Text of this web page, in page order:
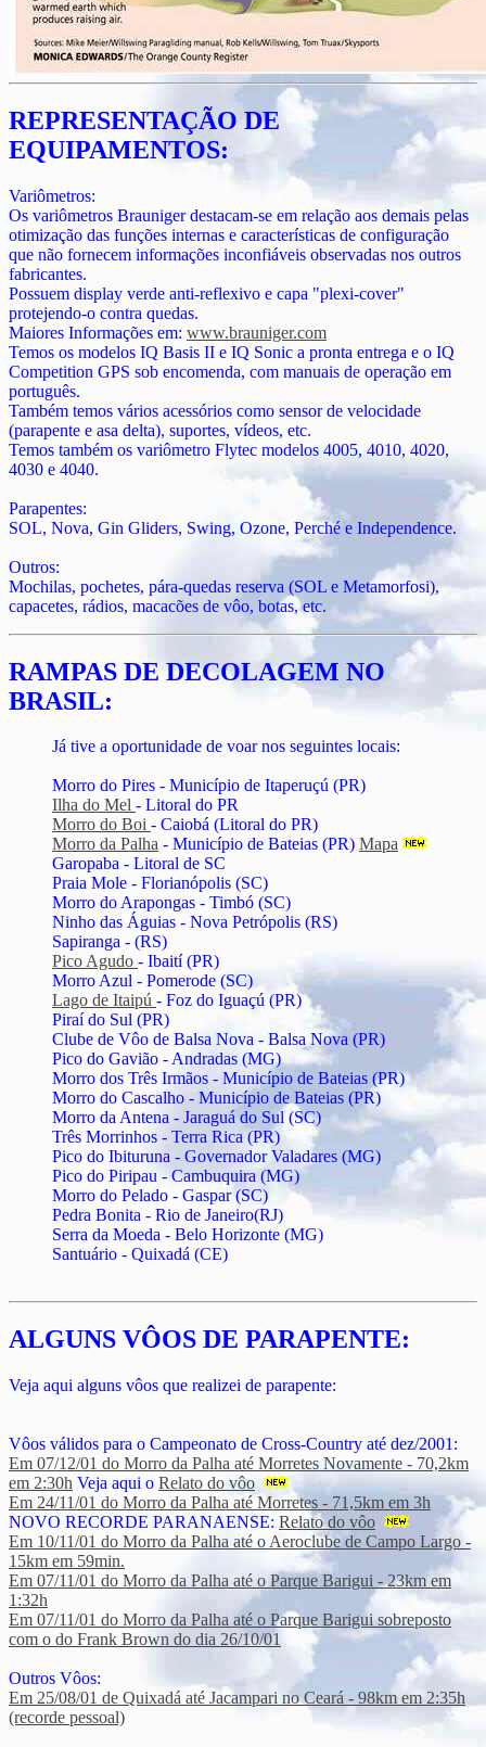
REPRESENTAÇÃO DE
EQUIPAMENTOS:
Variômetros:
Os variômetros Brauniger destacam-se em relação aos demais pelas
otimização das funções internas e características de configuração
que não fornecem informações inconfiáveis observadas nos outros
fabricantes.
Possuem display verde anti-reflexivo e capa "plexi-cover"
protejendo-o contra quedas.
Maiores Informações em: www.brauniger.com
Temos os modelos IQ Basis II e IQ Sonic a pronta entrega e o IQ
Competition GPS sob encomenda, com manuais de operação em
português.
Também temos vários acessórios como sensor de velocidade
(parapente e asa delta), suportes, vídeos, etc.
Temos também os variômetro Flytec modelos 4005, 4010, 4020,
4030 e 4040.
Parapentes:
SOL, Nova, Gin Gliders, Swing, Ozone, Perché e Independence.
Outros:
Mochilas, pochetes, pára-quedas reserva (SOL e Metamorfosi),
capacetes, rádios, macacões de vôo, botas, etc.
RAMPAS DE DECOLAGEM NO
BRASIL:
Já tive a oportunidade de voar nos seguintes locais:
Morro do Pires - Município de Itaperuçú (PR)
Ilha do Mel - Litoral do PR
Morro do Boi - Caiobá (Litoral do PR)
Morro da Palha - Município de Bateias (PR) Mapa
Garopaba - Litoral de SC
Praia Mole - Florianópolis (SC)
Morro do Arapongas - Timbó (SC)
Ninho das Águias - Nova Petrópolis (RS)
Sapiranga - (RS)
Pico Agudo - Ibaití (PR)
Morro Azul - Pomerode (SC)
Lago de Itaipú - Foz do Iguaçú (PR)
Piraí do Sul (PR)
Clube de Vôo de Balsa Nova - Balsa Nova (PR)
Pico do Gavião - Andradas (MG)
Morro dos Três Irmãos - Município de Bateias (PR)
Morro do Cascalho - Município de Bateias (PR)
Morro da Antena - Jaraguá do Sul (SC)
Três Morrinhos - Terra Rica (PR)
Pico do Ibituruna - Governador Valadares (MG)
Pico do Piripau - Cambuquira (MG)
Morro do Pelado - Gaspar (SC)
Pedra Bonita - Rio de Janeiro(RJ)
Serra da Moeda - Belo Horizonte (MG)
Santuário - Quixadá (CE)
ALGUNS VÔOS DE PARAPENTE:
Veja aqui alguns vôos que realizei de parapente:
Vôos válidos para o Campeonato de Cross-Country até dez/2001:
Em 07/12/01 do Morro da Palha até Morretes Novamente - 70,2km
em 2:30h Veja aqui o Relato do vôo
Em 24/11/01 do Morro da Palha até Morretes - 71,5km em 3h
NOVO RECORDE PARANAENSE: Relato do vôo
Em 10/11/01 do Morro da Palha até o Aeroclube de Campo Largo -
15km em 59min.
Em 07/11/01 do Morro da Palha até o Parque Barigui - 23km em
1:32h
Em 07/11/01 do Morro da Palha até o Parque Barigui sobreposto
com o do Frank Brown do dia 26/10/01
Outros Vôos:
Em 25/08/01 de Quixadá até Jacampari no Ceará - 98km em 2:35h
(recorde pessoal)